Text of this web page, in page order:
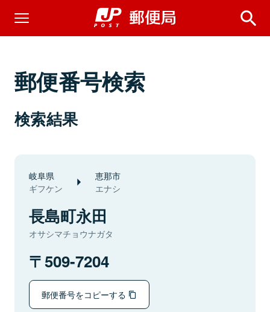
郵便番号検索
検索結果
岐阜県
ギフケン
恵那市
エナシ
長島町永田
オサシマチョウナガタ
509-7204
郵便番号をコピーする